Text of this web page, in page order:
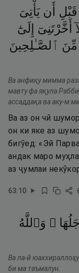
قَبْلِ أَن يَأْتِىَ
أَخَّرْتَنِىٓ
إِلَىٰٓ
مِّنَ ٱلصَّـٰلِحِينَ
Ва анфиқу мимма
мавту фа яқула
ассаддақа ва аку-м
Ва аз он чӣ
он ки яке аз
бигӯед: «Эй
андак маро
аз ҷумлаи
63:10
أَجَلُهَا ۚ وَٱللَّهُ
Ва ла-й
би ма таъмалун.